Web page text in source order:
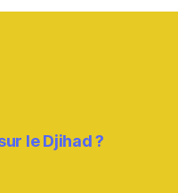
le Djihad ?